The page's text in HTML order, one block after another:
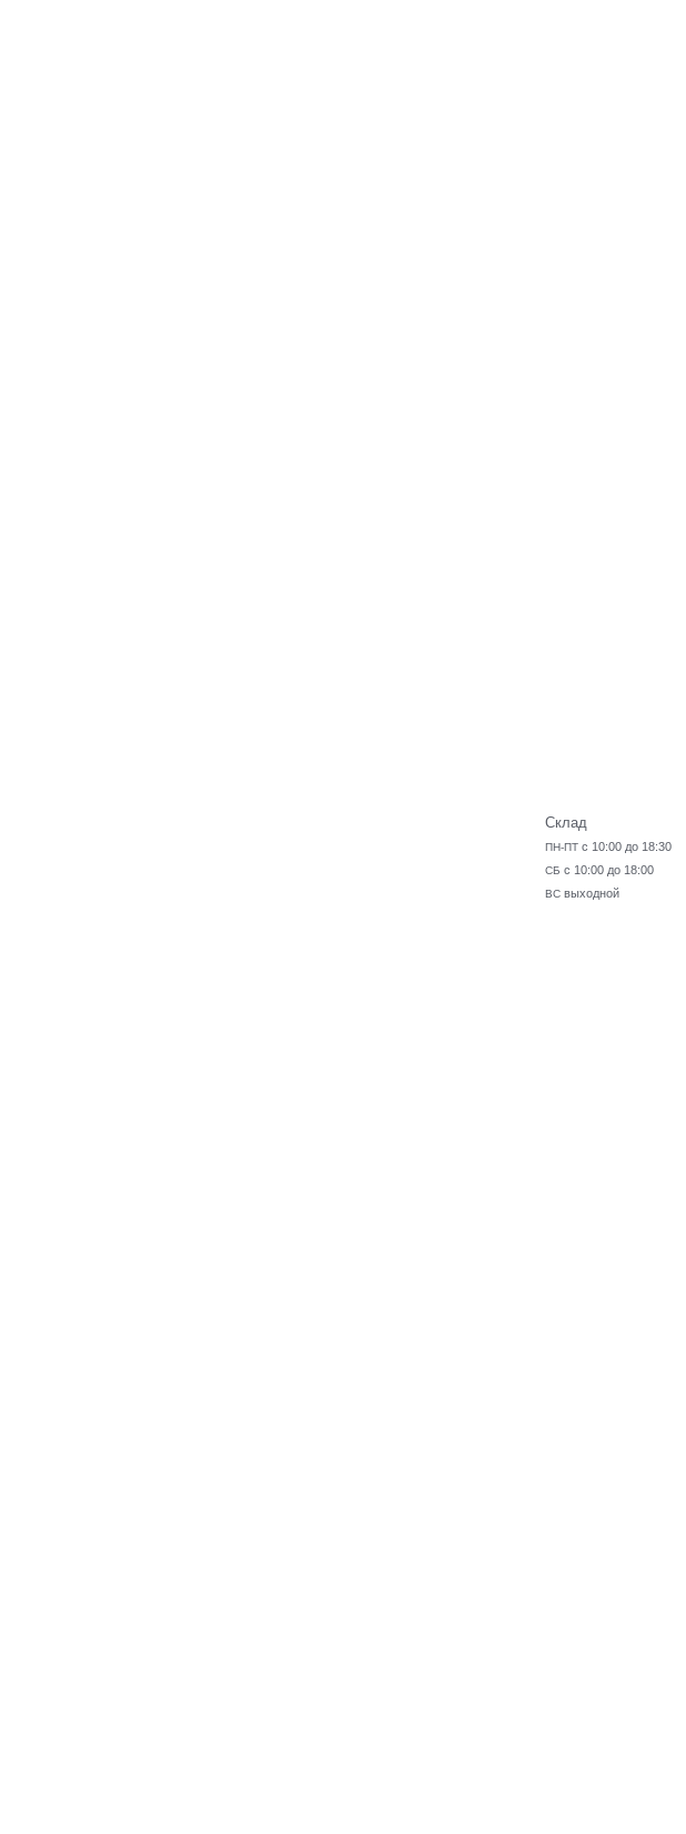
Склад
ПН-ПТ с 10:00 до 18:30
СБ с 10:00 до 18:00
ВС выходной